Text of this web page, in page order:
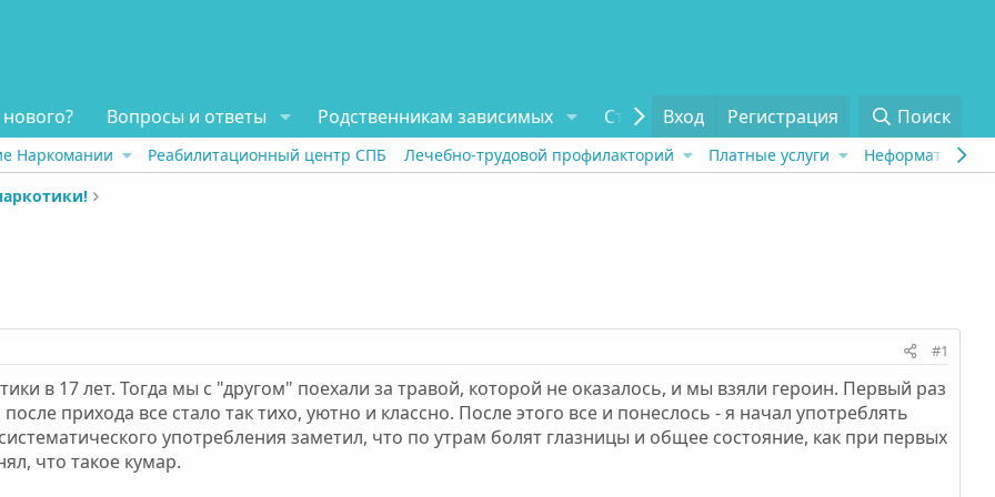
Вопросы и ответы Родственникам зависимых Статьи Отзывы О проекте
Вход Регистрация Поиск
Наркомании Реабилитационный центр СПБ Лечебно-трудовой профилакторий Платные услуги Неформат
#1
в 17 лет. Тогда мы с "другом" поехали за травой, которой не оказалось, и мы взяли героин. Первый раз
прихода все стало так тихо, уютно и классно. После этого все и понеслось - я начал употреблять
употребления заметил, что по утрам болят глазницы и общее состояние, как при первых
что такое кумар.